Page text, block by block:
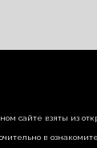
сайте взяты из
в